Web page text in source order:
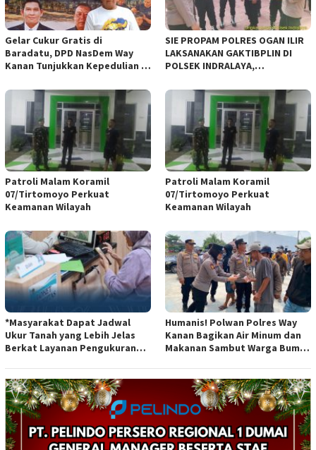
Gelar Cukur Gratis di
Baradatu, DPD NasDem Way
Kanan Tunjukkan Kepedulian di
SIE PROPAM POLRES OGAN ILIR
LAKSANAKAN GAKTIBPLIN DI
POLSEK INDRALAYA,
PERSONEL POLRI*
Patroli Malam Koramil
07/Tirtomoyo Perkuat
Keamanan Wilayah
Patroli Malam Koramil
07/Tirtomoyo Perkuat
Keamanan Wilayah
*Masyarakat Dapat Jadwal
Ukur Tanah yang Lebih Jelas
Berkat Layanan Pengukuran
Humanis! Polwan Polres Way
Kanan Bagikan Air Minum dan
Makanan Sambut Warga Bumi